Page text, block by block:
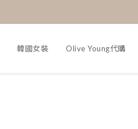
韓國女裝 Olive Young代購